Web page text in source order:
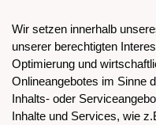
Wir setzen innerhalb
unserer berechtigten
Optimierung und
Onlineangebotes im Sinne
Inhalts- oder
Inhalte und Services, wie